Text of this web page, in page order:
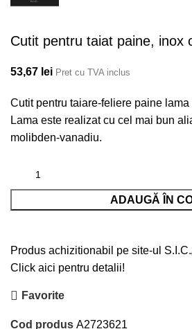
Cutit pentru taiat paine, inox
53,67 lei Pret cu TVA inclus
Cutit pentru taiare-feliere paine
Lama este realizat cu cel mai bun
molibden-vanadiu.
ADAUGĂ ÎN
Produs achizitionabil pe site-ul
Click aici pentru detalii!
Favorite
Cod produs A2723621